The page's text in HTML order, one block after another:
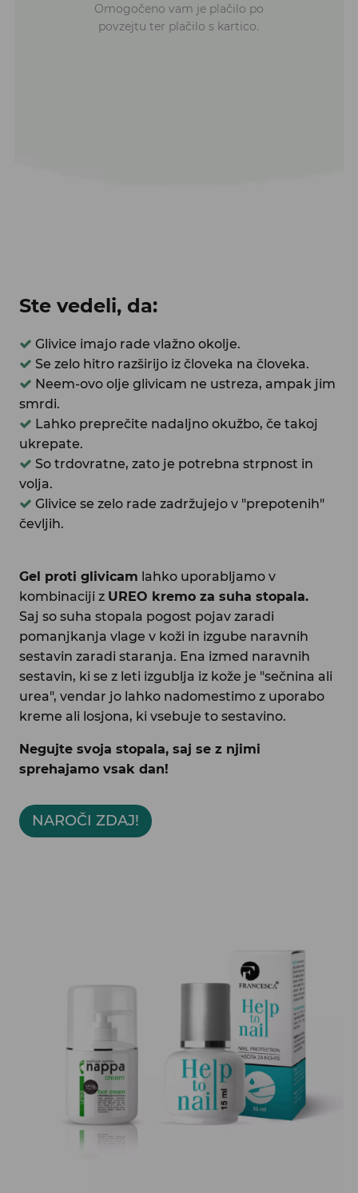
Omogočeno vam je plačilo po
povzejtu ter plačilo s kartico.
Ste vedeli, da:
Glivice imajo rade vlažno okolje.
Se zelo hitro razširijo iz človeka na človeka.
Neem-ovo olje glivicam ne ustreza, ampak jim
smrdi.
Lahko preprečite nadaljno okužbo, če takoj
ukrepate.
So trdovratne, zato je potrebna strpnost in
volja.
Glivice se zelo rade zadržujejo v "prepotenih"
čevljih.
Gel proti glivicam lahko uporabljamo v
kombinaciji z UREO kremo za suha stopala.
Saj so suha stopala pogost pojav zaradi
pomanjkanja vlage v koži in izgube naravnih
sestavin zaradi staranja. Ena izmed naravnih
sestavin, ki se z leti izgublja iz kože je "sečnina ali
urea", vendar jo lahko nadomestimo z uporabo
kreme ali losjona, ki vsebuje to sestavino.
Negujte svoja stopala, saj se z njimi
sprehajamo vsak dan!
NAROČI ZDAJ!